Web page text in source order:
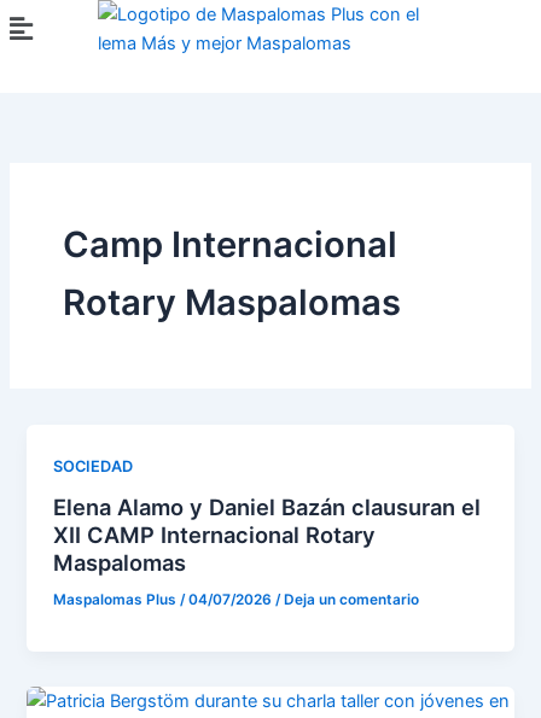
al
Menú
Camp Internacional
Rotary Maspalomas
SOCIEDAD
Elena Alamo y Daniel Bazán clausuran el
XII CAMP Internacional Rotary
Maspalomas
Maspalomas Plus/04/07/2026/ Deja un comentario